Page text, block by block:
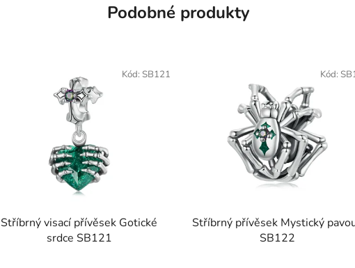
Podobné produkty
Stříbrný visací přívěsek Gotické
srdce SB121
Kód: SB121
Stříbrný přívěsek Mystický
SB122
Kód: